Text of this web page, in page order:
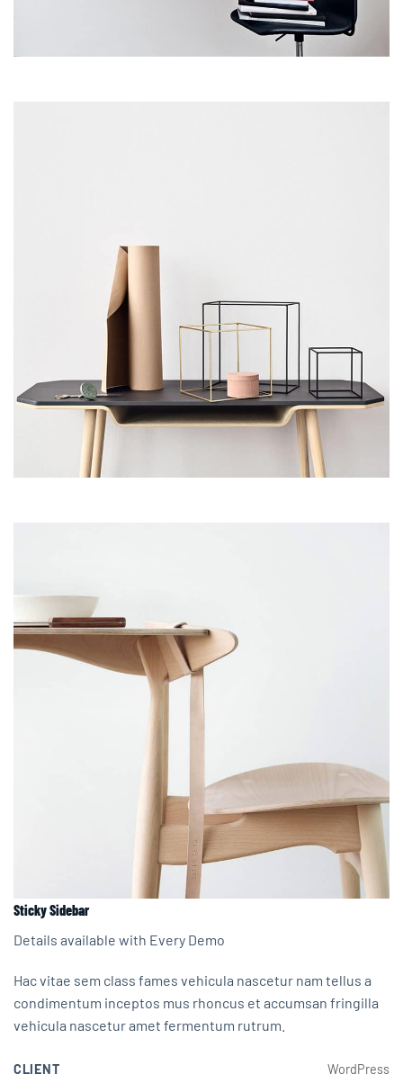
Sticky Sidebar
Details available with Every Demo
Hac vitae sem class fames vehicula nascetur nam tellus a
condimentum inceptos mus rhoncus et accumsan fringilla
vehicula nascetur amet fermentum rutrum.
CLIENT WordPress